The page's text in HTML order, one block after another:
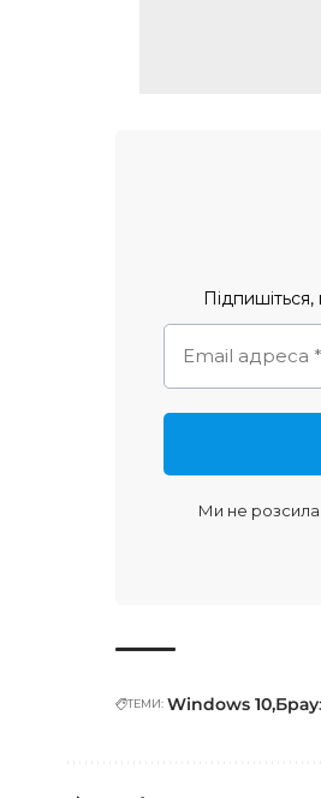
Ми не
ТЕМИ: Windows 10